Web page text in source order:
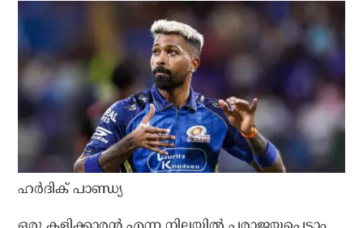
ഹര്‍ദിക് പാണ്ഡ്യ
ഒരു കളിക്കാരന്‍ എന്ന നിലയില്‍ പരാജയപ്പെടാം,